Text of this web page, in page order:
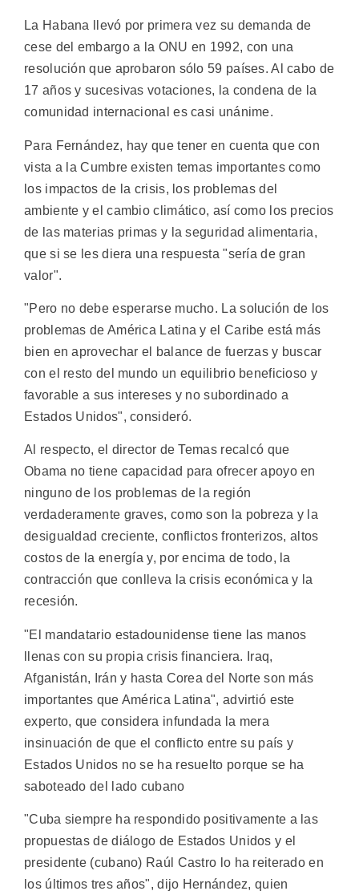
La Habana llevó por primera vez su demanda de
cese del embargo a la ONU en 1992, con una
resolución que aprobaron sólo 59 países. Al cabo de
17 años y sucesivas votaciones, la condena de la
comunidad internacional es casi unánime.
Para Fernández, hay que tener en cuenta que con
vista a la Cumbre existen temas importantes como
los impactos de la crisis, los problemas del
ambiente y el cambio climático, así como los precios
de las materias primas y la seguridad alimentaria,
que si se les diera una respuesta "sería de gran
valor".
"Pero no debe esperarse mucho. La solución de los
problemas de América Latina y el Caribe está más
bien en aprovechar el balance de fuerzas y buscar
con el resto del mundo un equilibrio beneficioso y
favorable a sus intereses y no subordinado a
Estados Unidos", consideró.
Al respecto, el director de Temas recalcó que
Obama no tiene capacidad para ofrecer apoyo en
ninguno de los problemas de la región
verdaderamente graves, como son la pobreza y la
desigualdad creciente, conflictos fronterizos, altos
costos de la energía y, por encima de todo, la
contracción que conlleva la crisis económica y la
recesión.
"El mandatario estadounidense tiene las manos
llenas con su propia crisis financiera. Iraq,
Afganistán, Irán y hasta Corea del Norte son más
importantes que América Latina", advirtió este
experto, que considera infundada la mera
insinuación de que el conflicto entre su país y
Estados Unidos no se ha resuelto porque se ha
saboteado del lado cubano
"Cuba siempre ha respondido positivamente a las
propuestas de diálogo de Estados Unidos y el
presidente (cubano) Raúl Castro lo ha reiterado en
los últimos tres años", dijo Hernández, quien